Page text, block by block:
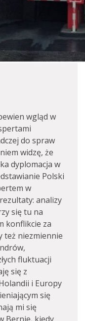
wgląd w
do spraw
widzę, że
dyplomacja w
Polski
w
analizy
się tu na
konflikcie za
też niezmiennie
fluktuacji
się z
i Europy
się
mi się